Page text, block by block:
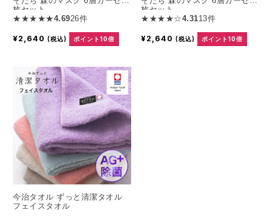
枚セット
★★★★★4.6926件
¥2,640 (税込) ポイント10倍
枚セット
★★★★☆4.3113件
¥2,640(税込) ポイント10倍
今治タオル ずっと清潔タオル
フェイスタオル